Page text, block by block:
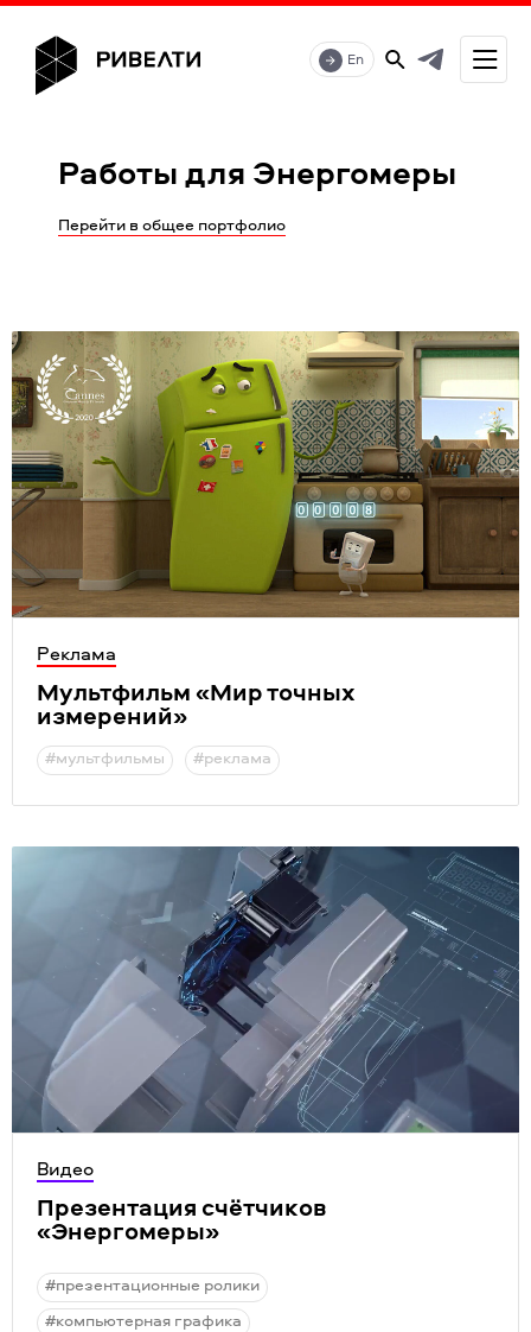
En
Работы для Энергомеры
Перейти в общее портфолио
Реклама
Мультфильм «Мир точных
измерений»
#мультфильмы #реклама
Видео
Презентация счётчиков
«Энергомеры»
#презентационные ролики
#компьютерная графика